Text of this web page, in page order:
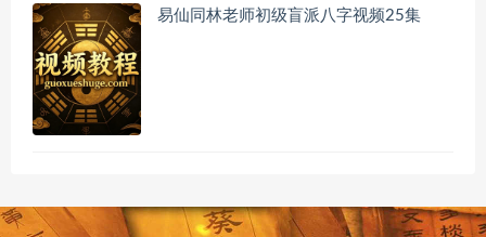
易仙同林老师初级盲派八字视频25集